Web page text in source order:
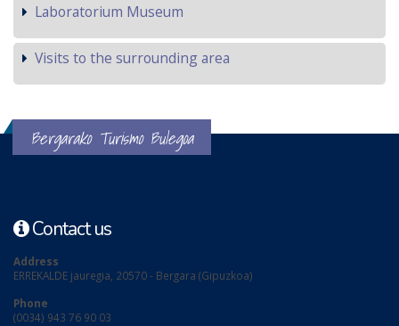
Laboratorium Museum
Visits to the surrounding area
Bergarako Turismo Bulegoa
Contact us
Address
ERREKALDE jauregia, 20570 - Bergara (Gipuzkoa)
Phone
(0034) 943 76 90 03